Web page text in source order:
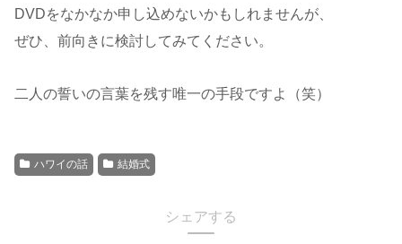
DVDをなかなか申し込めないかもしれませんが、
ぜひ、前向きに検討してみてください。
二人の誓いの言葉を残す唯一の手段ですよ（笑）
ハワイの話 結婚式
シェアする